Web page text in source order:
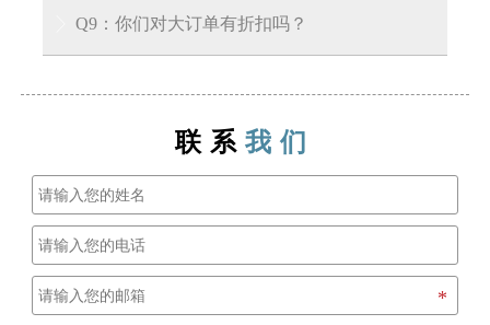
A: 对于库存产品，我们可以在收到您的预付款后
Q9：你们对大订单有折扣吗？
联系 我们